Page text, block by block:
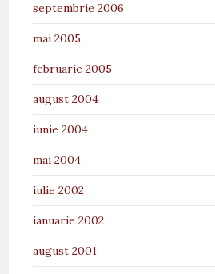
septembrie 2006
mai 2005
februarie 2005
august 2004
iunie 2004
mai 2004
iulie 2002
ianuarie 2002
august 2001